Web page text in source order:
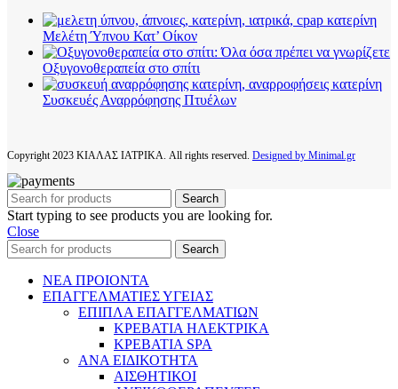
Μελέτη Ύπνου Κατ’ Οίκον
Οξυγονοθεραπεία στο σπίτι
Συσκευές Αναρρόφησης Πτυέλων
Copyright2023 ΚΙΑΛΑΣ ΙΑΤΡΙΚΑ. All rights reserved. Designed by Minimal.gr
Search
Start typing to see products you are looking for.
Close
Search
ΝΕΑ ΠΡΟΙΟΝΤΑ
ΕΠΑΓΓΕΛΜΑΤΙΕΣ ΥΓΕΙΑΣ
ΕΠΙΠΛΑ ΕΠΑΓΓΕΛΜΑΤΙΩΝ
ΚΡΕΒΑΤΙΑ ΗΛΕΚΤΡΙΚΑ
ΚΡΕΒΑΤΙΑ SPA
ΑΝΑ ΕΙΔΙΚΟΤΗΤΑ
ΑΙΣΘΗΤΙΚΟΙ